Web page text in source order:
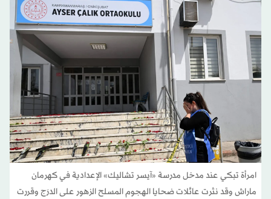
امرأة تبكي عند مدخل مدرسة «آيسر تشاليك» الإعدادية في كهرمان
ماراش وقد نثرت عائلات ضحايا الهجوم المسلح الزهور على الدرَج وقررت